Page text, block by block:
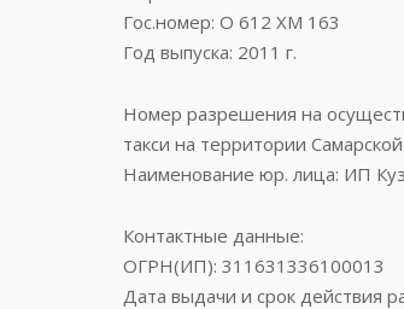
Гос.номер: О 612 ХМ 163
Год выпуска: 2011 г.
Номер разрешения на
такси на территории
Наименование юр. лица: ИП
Контактные данные:
ОГРН(ИП): 311631336100013
Дата выдачи и срок действия